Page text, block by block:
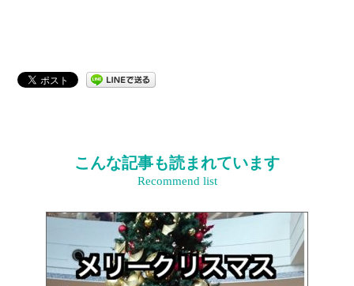
こんな記事も読まれています
Recommend list